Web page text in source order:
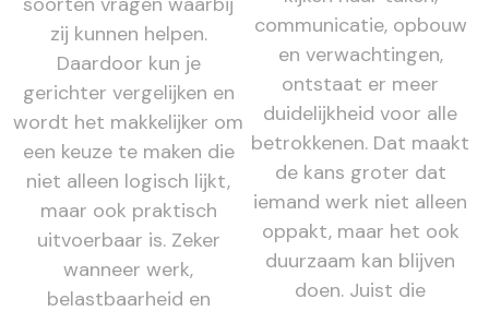
zij kunnen helpen.
Daardoor kun je
gerichter vergelijken en
wordt het makkelijker om
een keuze te maken die
niet alleen logisch lijkt,
maar ook praktisch
uitvoerbaar is. Zeker
wanneer werk,
belastbaarheid en
communicatie, opbouw
en verwachtingen,
ontstaat er meer
duidelijkheid voor alle
betrokkenen. Dat maakt
de kans groter dat
iemand werk niet alleen
oppakt, maar het ook
duurzaam kan blijven
doen. Juist die